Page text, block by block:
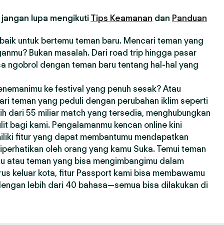
lupa mengikuti Tips Keamanan dan Panduan
untuk bertemu teman baru. Mencari teman yang
Bukan masalah. Dari road trip hingga pasar
ngobrol dengan teman baru tentang hal-hal yang
ke festival yang penuh sesak? Atau
teman yang peduli dengan perubahan iklim seperti
dari 55 miliar match yang tersedia, menghubungkan
bagi kami. Pengalamanmu kencan online kini
fitur yang dapat membantumu mendapatkan
oleh orang yang kamu Suka. Temui teman
atau teman yang bisa mengimbangimu dalam
keluar kota, fitur Passport kami bisa membawamu
lebih dari 40 bahasa—semua bisa dilakukan di